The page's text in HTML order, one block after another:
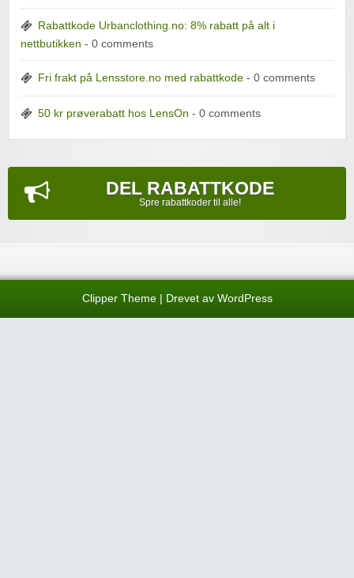
Rabattkode Urbanclothing.no: 8% rabatt på alt i
nettbutikken - 0 comments
Fri frakt på Lensstore.no med rabattkode - 0 comments
50 kr prøverabatt hos LensOn - 0 comments
DEL RABATTKODE
Spre rabattkoder til alle!
Clipper Theme| Drevet av WordPress